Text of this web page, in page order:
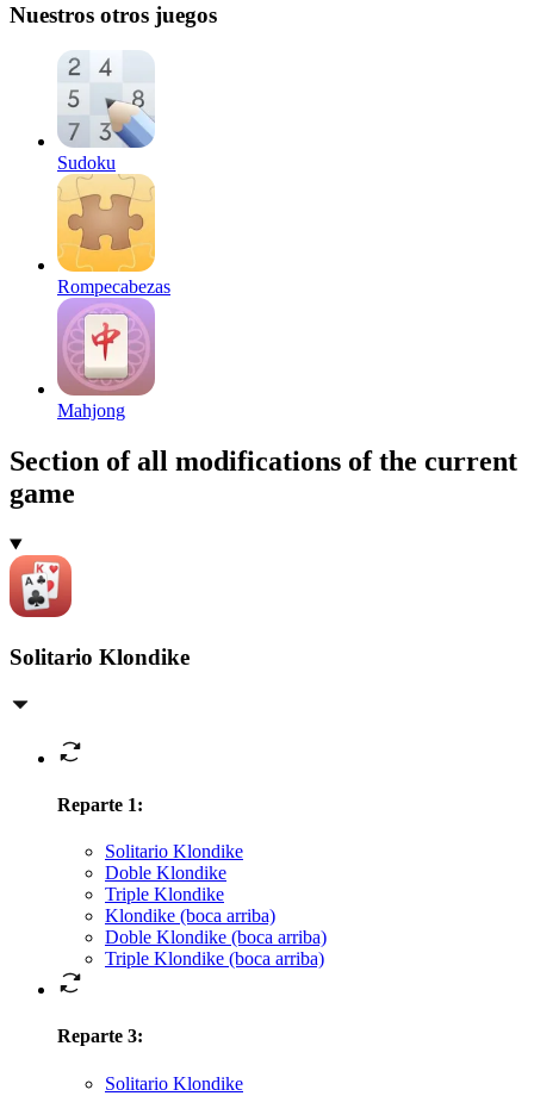
Nuestros otros juegos
Sudoku
Rompecabezas
Mahjong
Section of all modifications of the current
game
Solitario Klondike
Reparte 1:
Solitario Klondike
Doble Klondike
Triple Klondike
Klondike (boca arriba)
Doble Klondike (boca arriba)
Triple Klondike (boca arriba)
Reparte 3:
Solitario Klondike